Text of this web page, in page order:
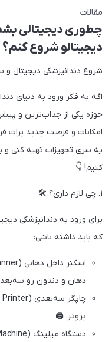
مقالات
چطوری دیجیتالی
دیجیتالو شروع کنم؟
شروع دندانپزشکی دیجیتال و
اگه به فکر ورود به دنیای
حوزه یکی از جذاب‌ترین و
امکانات و فرصت جدید برات
یه سری تجهیزات تهیه کنی و
کنیم! 👇
۱. چی لازم داری؟ 🛠️
برای ورود به دندانپزشکی
که باید داشته باشی:
دهان و دندون رو
پروتز. 🖨️